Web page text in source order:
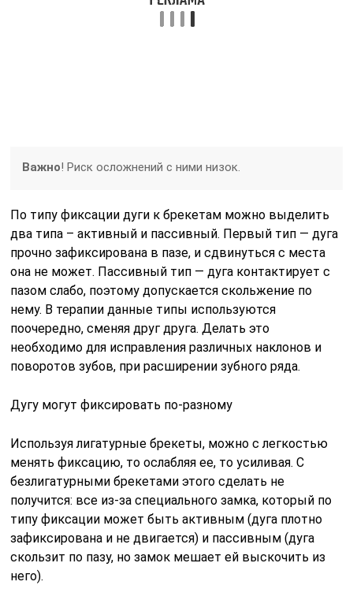
Важно! Риск осложнений с ними низок.
По типу фиксации дуги к брекетам можно выделить
два типа – активный и пассивный. Первый тип — дуга
прочно зафиксирована в пазе, и сдвинуться с места
она не может. Пассивный тип — дуга контактирует с
пазом слабо, поэтому допускается скольжение по
нему. В терапии данные типы используются
поочередно, сменяя друг друга. Делать это
необходимо для исправления различных наклонов и
поворотов зубов, при расширении зубного ряда.
Дугу могут фиксировать по-разному
Используя лигатурные брекеты, можно с легкостью
менять фиксацию, то ослабляя ее, то усиливая. С
безлигатурными брекетами этого сделать не
получится: все из-за специального замка, который по
типу фиксации может быть активным (дуга плотно
зафиксирована и не двигается) и пассивным (дуга
скользит по пазу, но замок мешает ей выскочить из
него).